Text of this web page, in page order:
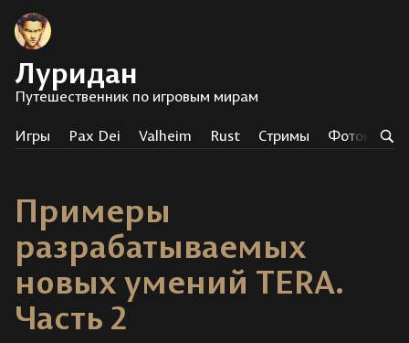
Луридан
Путешественник по игровым мирам
Игры Pax Dei Valheim Rust Стримы
Примеры
разрабатываемых
новых умений TERA.
Часть 2